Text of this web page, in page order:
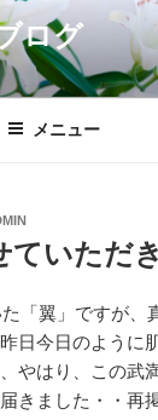
ログ
メニュー
いただ
「翼」ですが、
日今日のように
やはり、この武
きました・・再